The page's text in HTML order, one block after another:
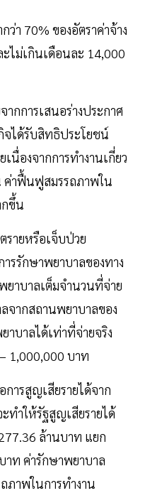
า 70% ของอัตราค่าจ้าง
ไม่เกินเดือนละ 14,000
กการเสนอร่างประกาศ
จได้รับสิทธิประโยชน์
นื่องจากการทำงานเกี่ยว
ค่าฟื้นฟูสมรรถภาพใน
ขึ้น
ายหรือเจ็บป่วย
ารรักษาพยาบาลของทาง
ยาบาลเต็มจำนวนที่จ่าย
จากสถานพยาบาลของ
บาลได้เท่าที่จ่ายจริง
1,000,000 บาท
ารสูญเสียรายได้จาก
ทำให้รัฐสูญเสียรายได้
ล้านบาท แยก
ท ค่ารักษาพยาบาล
ภาพในการทำงาน